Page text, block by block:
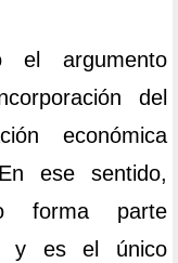
el argumento
del
económica
ese sentido,
forma parte
y es el único